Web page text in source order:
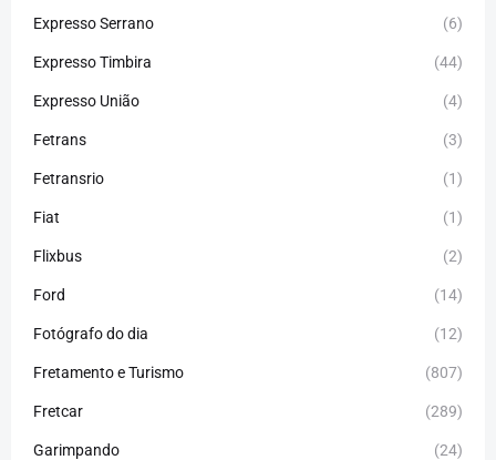
Expresso Serrano (6)
Expresso Timbira (44)
Expresso União (4)
Fetrans (3)
Fetransrio (1)
Fiat (1)
Flixbus (2)
Ford (14)
Fotógrafo do dia (12)
Fretamento e Turismo (807)
Fretcar (289)
Garimpando (24)